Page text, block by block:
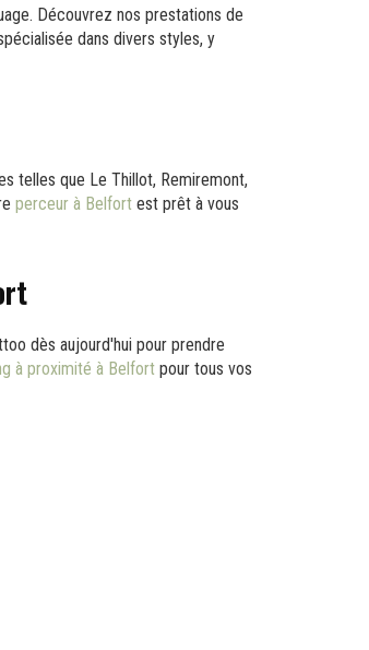
Découvrez nos prestations de
dans divers styles, y
telles que Le Thillot, Remiremont,
perceur à Belfort est prêt à vous
dès aujourd'hui pour prendre
à proximité à Belfort pour tous vos